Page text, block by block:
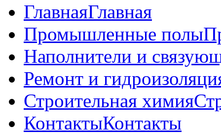
ГлавнаяГлавная
Промышленные полы
Наполнители и
Ремонт и
Строительная химия
КонтактыКонтакты